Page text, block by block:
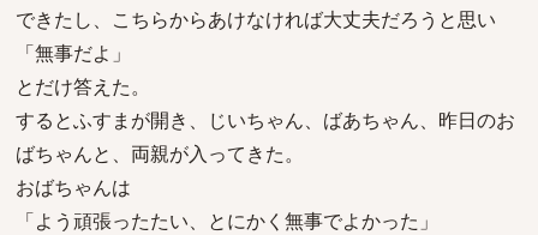
できたし、こちらからあけなければ大丈夫だろうと思い
「無事だよ」
とだけ答えた。
するとふすまが開き、じいちゃん、ばあちゃん、昨日のお
ばちゃんと、両親が入ってきた。
おばちゃんは
「よう頑張ったたい、とにかく無事でよかった」